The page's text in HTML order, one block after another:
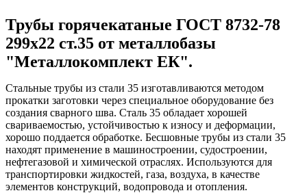
Трубы горячекатаные ГОСТ 8732-78
299x22 ст.35 от металлобазы
"Металлокомплект ЕК".
Стальные трубы из стали 35 изготавливаются методом
прокатки заготовки через специальное оборудование без
создания сварного шва. Сталь 35 обладает хорошей
свариваемостью, устойчивостью к износу и деформации,
хорошо поддается обработке. Бесшовные трубы из стали 35
находят применение в машиностроении, судостроении,
нефтегазовой и химической отраслях. Используются для
транспортировки жидкостей, газа, воздуха, в качестве
элементов конструкций, водопровода и отопления.